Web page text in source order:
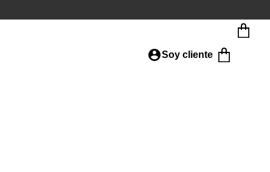
Soy cliente